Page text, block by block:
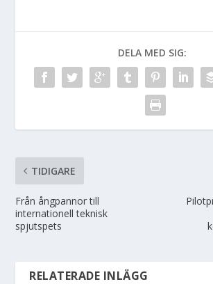
DELA MED SIG:
TIDIGARE
Från ångpannor till
internationell teknisk
spjutspets
RELATERADE INLÄGG